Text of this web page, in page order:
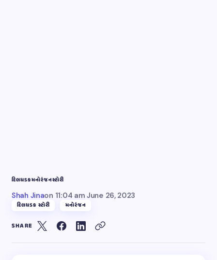
દિલધડકમનોરંજનસ્ટોરી
Shah Jinaon 11:04 am June 26, 2023
દિલધડક સ્ટોરી મનોરંજન
SHARE